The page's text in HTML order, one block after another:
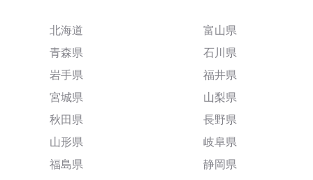
北海道
青森県
岩手県
宮城県
秋田県
山形県
福島県
富山県
石川県
福井県
山梨県
長野県
岐阜県
静岡県